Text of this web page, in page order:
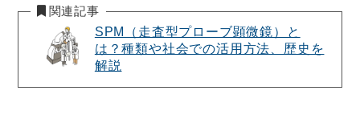
関連記事
SPM（走査型プローブ顕微鏡）と
は？種類や社会での活用方法、歴史を
解説